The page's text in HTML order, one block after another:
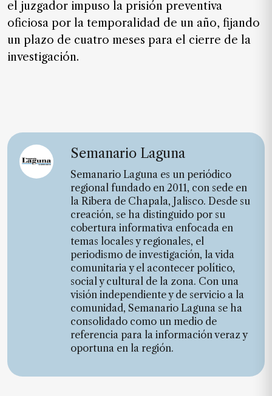
el juzgador impuso la prisión preventiva
oficiosa por la temporalidad de un año, fijando
un plazo de cuatro meses para el cierre de la
investigación.
Semanario Laguna
Semanario Laguna es un periódico
regional fundado en 2011, con sede en
la Ribera de Chapala, Jalisco. Desde su
creación, se ha distinguido por su
cobertura informativa enfocada en
temas locales y regionales, el
periodismo de investigación, la vida
comunitaria y el acontecer político,
social y cultural de la zona. Con una
visión independiente y de servicio a la
comunidad, Semanario Laguna se ha
consolidado como un medio de
referencia para la información veraz y
oportuna en la región.